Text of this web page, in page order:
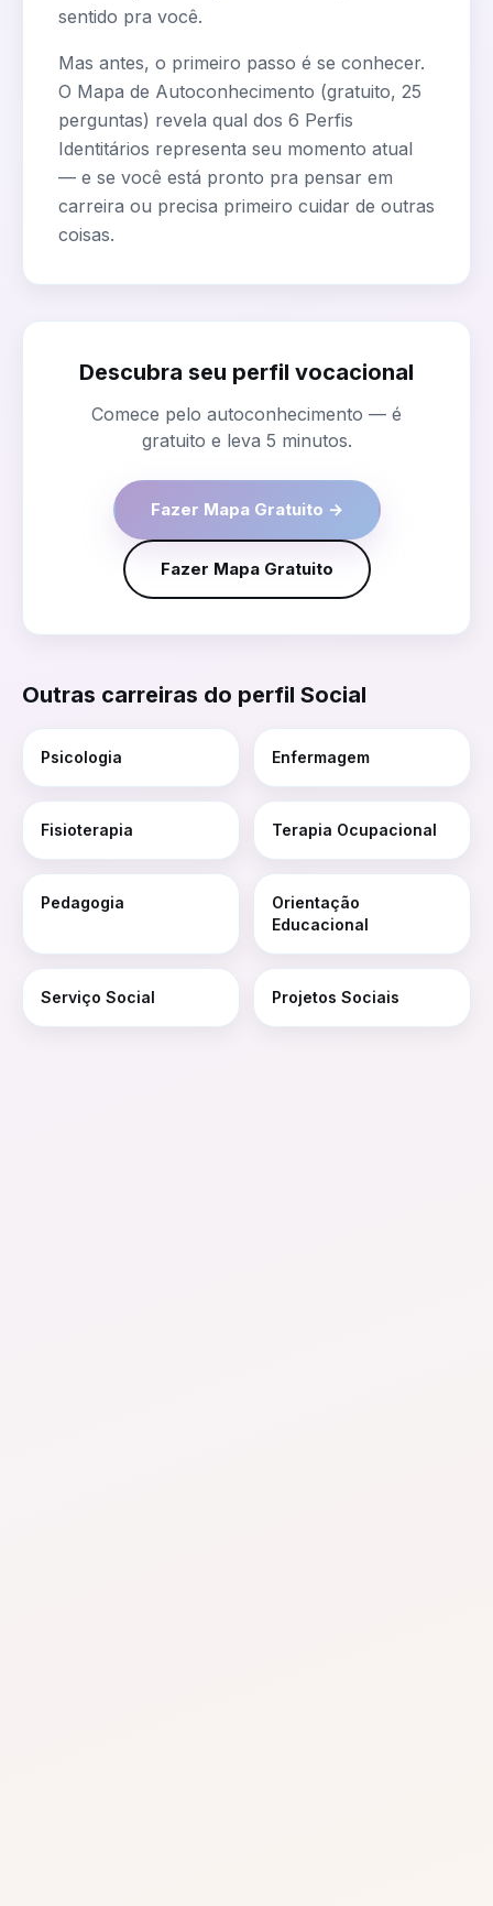
sentido pra você.
Mas antes, o primeiro passo é se conhecer.
O Mapa de Autoconhecimento (gratuito, 25
perguntas) revela qual dos 6 Perfis
Identitários representa seu momento atual
— e se você está pronto pra pensar em
carreira ou precisa primeiro cuidar de outras
coisas.
Descubra seu perfil vocacional
Comece pelo autoconhecimento — é
gratuito e leva 5 minutos.
Fazer Mapa Gratuito →
Fazer Mapa Gratuito
Outras carreiras do perfil Social
Psicologia Enfermagem
Fisioterapia Terapia Ocupacional
Pedagogia
Orientação
Educacional
Serviço Social Projetos Sociais